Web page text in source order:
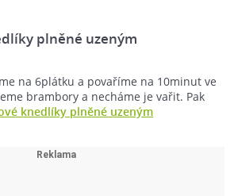
plněné uzeným
na 6plátku a povaříme na 10minut ve
brambory a necháme je vařit. Pak
knedlíky plněné uzeným